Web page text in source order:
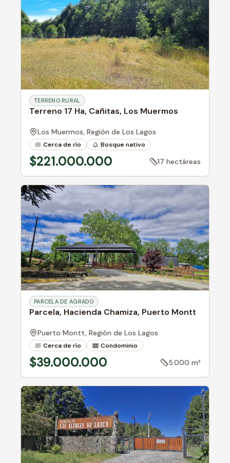
TERRENO RURAL
Terreno 17 Ha, Cañitas, Los Muermos
Los Muermos, Región de Los Lagos
Cerca de río Bosque nativo
$221.000.000 17 hectáreas
PARCELA DE AGRADO
Parcela, Hacienda Chamiza, Puerto Montt
Puerto Montt, Región de Los Lagos
Cerca de río
Condominio
Cerca de ciudad
$39.000.000 5.000 m²